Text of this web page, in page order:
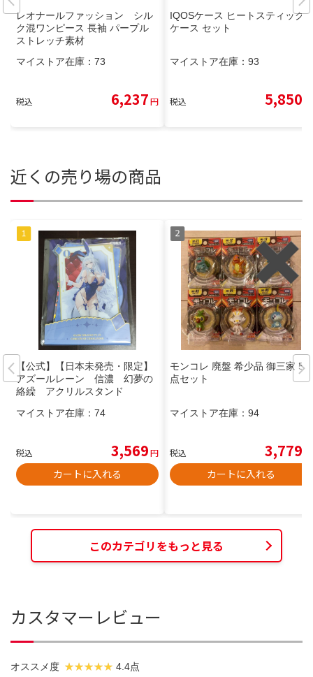
レオナールファッション シル
ク混ワンピース 長袖 パープル
ストレッチ素材
マイストア在庫： 73
税込 6,237円
IQOSケース ヒートスティック
ケース セット
マイストア在庫： 93
税込 5,850
近くの売り場の商品
【公式】【日本未発売・限定】
アズールレーン 信濃 幻夢の
絡繰 アクリルスタンド
マイストア在庫： 74
税込 3,569円
カートに入れる
モンコレ 廃盤 希少品 御三家 5
点セット
マイストア在庫： 94
税込 3,779
カートに入れる
このカテゴリをもっと見る
カスタマーレビュー
オススメ度 4.4点